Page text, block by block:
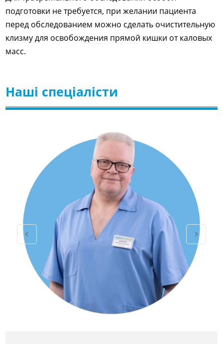
подготовки не требуется, при желании пациента
перед обследованием можно сделать очистительную
клизму для освобождения прямой кишки от каловых
масс.
Наші спеціалісти